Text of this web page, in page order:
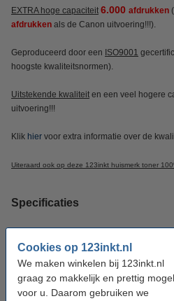
Cookies op 123inkt.nl
We maken winkelen bij 123inkt.nl
graag zo makkelijk en prettig
voor u. Daarom gebruiken we
EXTRA hoge capaciteit 6.000 afdrukken
afdrukken als de Canon uitvoering!!!).
Geproduceerd door een ISO9001
hoogste kwaliteitsnormen).
Uitstekende kwaliteit en een veel hogere
uitvoering!!!
Klik hier voor extra informatie over de
Uiteraard ook op deze 123inkt huismerk toner
Specificaties
Type: toner cartridge
aantal pagina's: ± 6.000